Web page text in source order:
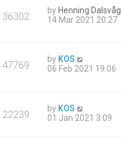
36302 by Henning Dalsvåg
14 Mar 2021 20:27
47769 by KOS
06 Feb 2021 19:06
22239 by KOS
01 Jan 2021 3:09